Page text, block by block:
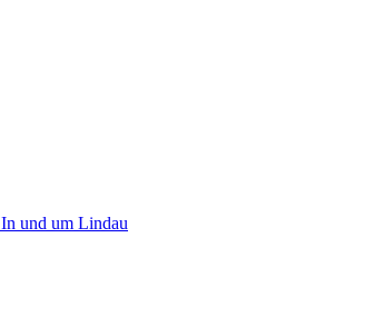
In und um Lindau